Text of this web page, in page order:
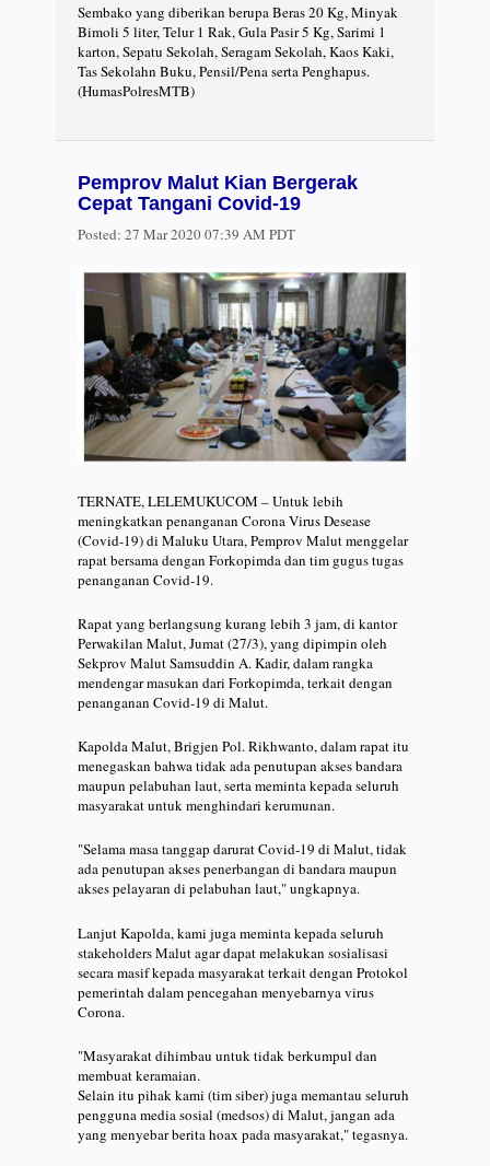
Sembako yang diberikan berupa Beras 20 Kg, Minyak
Bimoli 5 liter, Telur 1 Rak, Gula Pasir 5 Kg, Sarimi 1
karton, Sepatu Sekolah, Seragam Sekolah, Kaos Kaki,
Tas Sekolahn Buku, Pensil/Pena serta Penghapus.
(HumasPolresMTB)
Pemprov Malut Kian Bergerak
Cepat Tangani Covid-19
Posted: 27 Mar 2020 07:39 AM PDT
TERNATE, LELEMUKUCOM – Untuk lebih
meningkatkan penanganan Corona Virus Desease
(Covid-19) di Maluku Utara, Pemprov Malut menggelar
rapat bersama dengan Forkopimda dan tim gugus tugas
penanganan Covid-19.
Rapat yang berlangsung kurang lebih 3 jam, di kantor
Perwakilan Malut, Jumat (27/3), yang dipimpin oleh
Sekprov Malut Samsuddin A. Kadir, dalam rangka
mendengar masukan dari Forkopimda, terkait dengan
penanganan Covid-19 di Malut.
Kapolda Malut, Brigjen Pol. Rikhwanto, dalam rapat itu
menegaskan bahwa tidak ada penutupan akses bandara
maupun pelabuhan laut, serta meminta kepada seluruh
masyarakat untuk menghindari kerumunan.
"Selama masa tanggap darurat Covid-19 di Malut, tidak
ada penutupan akses penerbangan di bandara maupun
akses pelayaran di pelabuhan laut," ungkapnya.
Lanjut Kapolda, kami juga meminta kepada seluruh
stakeholders Malut agar dapat melakukan sosialisasi
secara masif kepada masyarakat terkait dengan Protokol
pemerintah dalam pencegahan menyebarnya virus
Corona.
"Masyarakat dihimbau untuk tidak berkumpul dan
membuat keramaian.
Selain itu pihak kami (tim siber) juga memantau seluruh
pengguna media sosial (medsos) di Malut, jangan ada
yang menyebar berita hoax pada masyarakat," tegasnya.